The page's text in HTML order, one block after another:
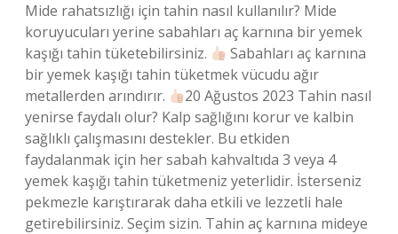
Mide rahatsızlığı için tahin nasıl kullanılır? Mide
koruyucuları yerine sabahları aç karnına bir yemek
kaşığı tahin tüketebilirsiniz.
Sabahları aç karnına
bir yemek kaşığı tahin tüketmek vücudu ağır
metallerden arındırır.
20 Ağustos 2023 Tahin nasıl
yenirse faydalı olur? Kalp sağlığını korur ve kalbin
sağlıklı çalışmasını destekler. Bu etkiden
faydalanmak için her sabah kahvaltıda 3 veya 4
yemek kaşığı tahin tüketmeniz yeterlidir. İsterseniz
pekmezle karıştırarak daha etkili ve lezzetli hale
getirebilirsiniz. Seçim sizin. Tahin aç karnına mideye